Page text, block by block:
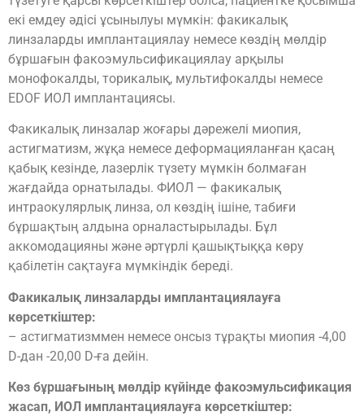
екі емдеу әдісі ұсынылуы мүмкін: факикалық
линзаларды имплантациялау немесе көздің мөлдір
бұршағын факоэмульсификациялау арқылы
монофокалды, торикалық, мультифокалды немесе
EDOF ИОЛ имплантациясы.
Факикалық линзалар жоғары дәрежелі миопия,
астигматизм, жұқа немесе деформацияланған қасаң
қабық кезінде, лазерлік түзету мүмкін болмаған
жағдайда орнатылады. ФИОЛ — факикалық
интраокулярлық линза, ол көздің ішіне, табиғи
бұршақтың алдына орналастырылады. Бұл
аккомодацияны және әртүрлі қашықтыққа көру
қабілетін сақтауға мүмкіндік береді.
Факикалық линзаларды имплантациялауға
көрсеткіштер:
– астигматизммен немесе онсыз тұрақты миопия -4,00
D-дан -20,00 D-ға дейін.
Көз бұршағының мөлдір күйінде факоэмульсификация
жасап, ИОЛ имплантациялауға көрсеткіштер: